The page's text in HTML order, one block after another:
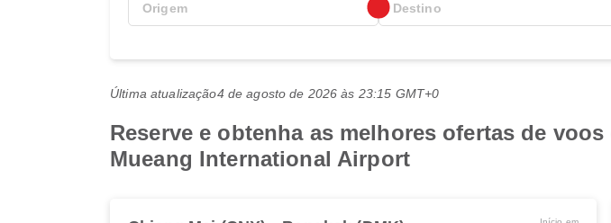
Última atualização4 de agosto de 2026 às 23:15 GMT+0
Reserve e obtenha as melhores ofertas de
Mueang International Airport